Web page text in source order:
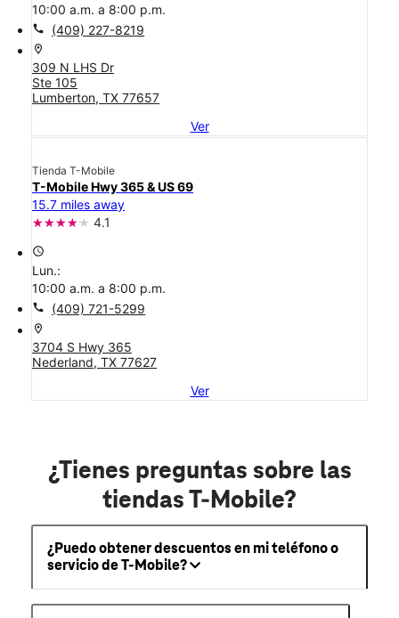
10:00 a.m. a 8:00 p.m.
call (409) 227-8219
location_on
309 N LHS Dr
Ste 105
Lumberton, TX 77657
Ver
Tienda T-Mobile
T-Mobile Hwy 365 & US 69
15.7 miles away
4.1
access_time
Lun.:
10:00 a.m. a 8:00 p.m.
call (409) 721-5299
location_on
3704 S Hwy 365
Nederland, TX 77627
Ver
¿Tienes preguntas sobre las
tiendas T-Mobile?
¿Puedo obtener descuentos en mi teléfono o
servicio de T-Mobile?